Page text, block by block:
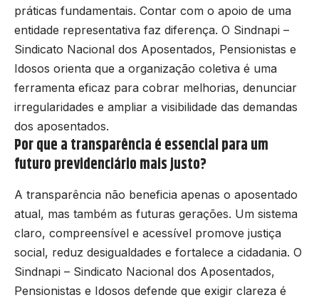
práticas fundamentais. Contar com o apoio de uma
entidade representativa faz diferença. O Sindnapi –
Sindicato Nacional dos Aposentados, Pensionistas e
Idosos orienta que a organização coletiva é uma
ferramenta eficaz para cobrar melhorias, denunciar
irregularidades e ampliar a visibilidade das demandas
dos aposentados.
Por que a transparência é essencial para um
futuro previdenciário mais justo?
A transparência não beneficia apenas o aposentado
atual, mas também as futuras gerações. Um sistema
claro, compreensível e acessível promove justiça
social, reduz desigualdades e fortalece a cidadania. O
Sindnapi – Sindicato Nacional dos Aposentados,
Pensionistas e Idosos defende que exigir clareza é